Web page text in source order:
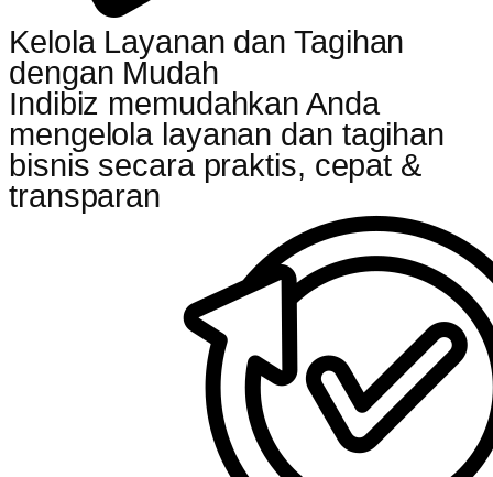
Kelola Layanan dan Tagihan
dengan Mudah
Indibiz memudahkan Anda
mengelola layanan dan tagihan
bisnis secara praktis, cepat &
transparan